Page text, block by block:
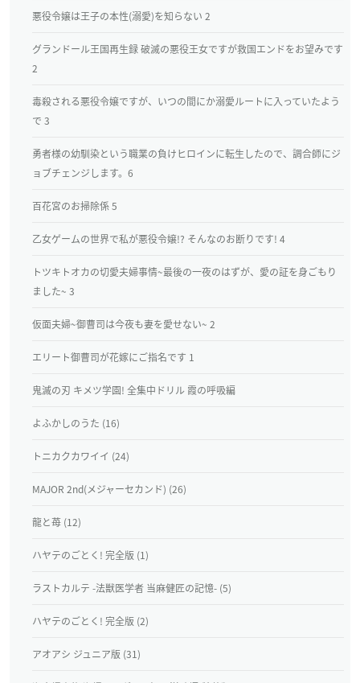
悪役令嬢は王子の本性(溺愛)を知らない 2
グランドール王国再生録 破滅の悪役王女ですが救国エンドをお望みです
2
毒殺される悪役令嬢ですが、いつの間にか溺愛ルートに入っていたよう
で 3
勇者様の幼馴染という職業の負けヒロインに転生したので、調合師にジ
ョブチェンジします。6
百花宮のお掃除係 5
乙女ゲームの世界で私が悪役令嬢!? そんなのお断りです! 4
トツキトオカの切愛夫婦事情~最後の一夜のはずが、愛の証を身ごもり
ました~ 3
仮面夫婦~御曹司は今夜も妻を愛せない~ 2
エリート御曹司が花嫁にご指名です 1
鬼滅の刃 キメツ学園! 全集中ドリル 霞の呼吸編
よふかしのうた (16)
トニカクカワイイ (24)
MAJOR 2nd(メジャーセカンド) (26)
龍と苺 (12)
ハヤテのごとく! 完全版 (1)
ラストカルテ -法獣医学者 当麻健匠の記憶- (5)
ハヤテのごとく! 完全版 (2)
アオアシ ジュニア版 (31)